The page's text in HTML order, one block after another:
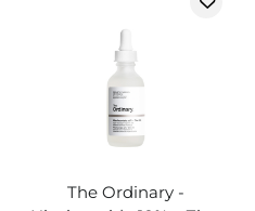
The Ordinary -